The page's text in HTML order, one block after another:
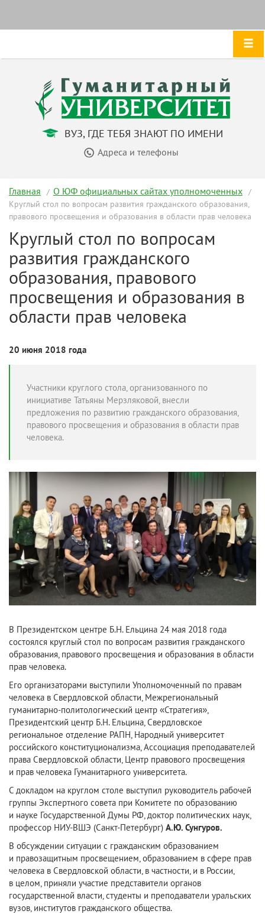
ВУЗ, ГДЕ ТЕБЯ ЗНАЮТ ПО ИМЕНИ
Адреса и телефоны
Главная О ЮФ официальных сайтах уполномоченных
Круглый стол по вопросам развития гражданского образования,
правового просвещения и образования в области прав человека
Круглый стол по вопросам
развития гражданского
образования, правового
просвещения и образования в
области прав человека
20 июня 2018 года
Участники круглого стола, организованного по
инициативе Татьяны Мерзляковой, внесли
предложения по развитию гражданского образования,
правового просвещения и образования в области прав
человека.
В Президентском центре Б.Н. Ельцина 24 мая 2018 года
состоялся круглый стол по вопросам развития гражданского
образования, правового просвещения и образования в области
прав человека.
Его организаторами выступили Уполномоченный по правам
человека в Свердловской области, Межрегиональный
гуманитарно-политологический центр «Стратегия»,
Президентский центр Б.Н. Ельцина, Свердловское
региональное отделение РАПН, Народный университет
российского конституционализма, Ассоциация преподавателей
права Свердловской области, Центр правового просвещения
и прав человека Гуманитарного университета.
С докладом на круглом столе выступил руководитель рабочей
группы Экспертного совета при Комитете по образованию
и науке Государственной Думы РФ, доктор политических наук,
профессор НИУ-ВШЭ (Санкт-Петербург) А.Ю. Сунгуров.
В обсуждении ситуации с гражданским образованием
и правозащитным просвещением, образованием в сфере прав
человека в Свердловской области, в частности, и в России,
в целом, приняли участие представители органов
государственной власти, студенты и преподаватели уральских
вузов, институтов гражданского общества.